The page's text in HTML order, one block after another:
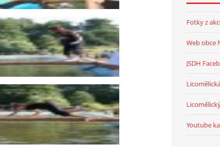
Fotky z
Web obce
JSDH
Youtube